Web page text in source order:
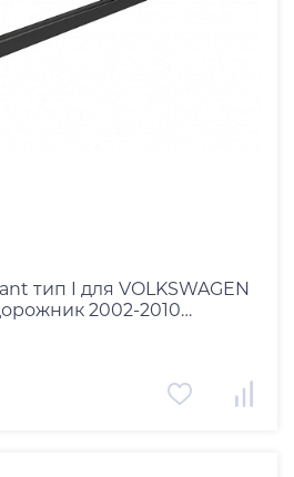
тип I для VOLKSWAGEN
2002-2010